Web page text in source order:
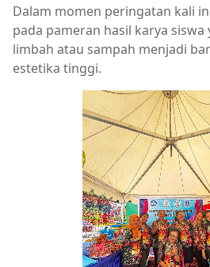
Dalam momen peringatan kali
pada pameran hasil karya
limbah atau sampah menjadi
estetika tinggi.